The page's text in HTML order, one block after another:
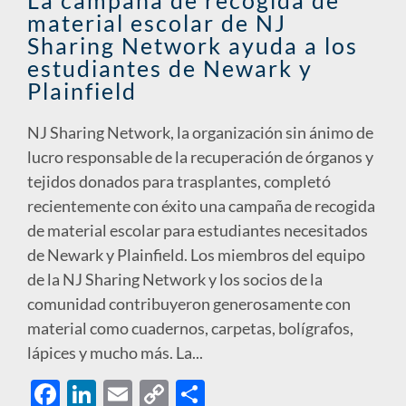
material escolar de NJ
Sharing Network ayuda a los
estudiantes de Newark y
Plainfield
NJ Sharing Network, la organización sin ánimo de
lucro responsable de la recuperación de órganos y
tejidos donados para trasplantes, completó
recientemente con éxito una campaña de recogida
de material escolar para estudiantes necesitados
de Newark y Plainfield. Los miembros del equipo
de la NJ Sharing Network y los socios de la
comunidad contribuyeron generosamente con
material como cuadernos, carpetas, bolígrafos,
lápices y mucho más. La...
F
Li
E
C